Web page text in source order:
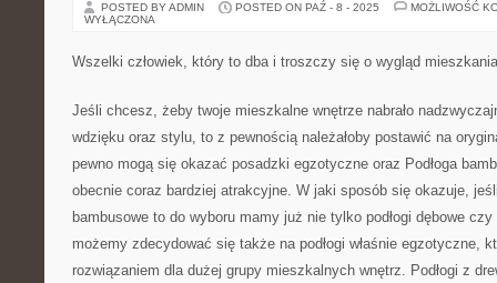
POSTED BY ADMIN POSTED ON PAŹ - 8 - 2025
MOŻLIWOŚĆ
WYŁĄCZONA
Wszelki człowiek, który to dba i troszczy się o wygląd mieszkania
Jeśli chcesz, żeby twoje mieszkalne wnętrze nabrało
wdzięku oraz stylu, to z pewnością należałoby postawić na
pewno mogą się okazać posadzki egzotyczne oraz Podłoga
obecnie coraz bardziej atrakcyjne. W jaki sposób się okazuje,
bambusowe to do wyboru mamy już nie tylko podłogi dębowe
możemy zdecydować się także na podłogi właśnie egzotyczne,
rozwiązaniem dla dużej grupy mieszkalnych wnętrz. Podłogi z